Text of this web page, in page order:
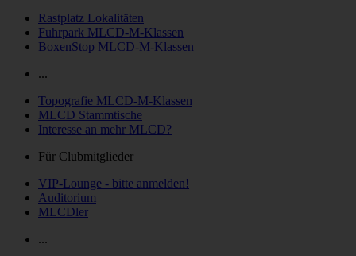
Rastplatz Lokalitäten
Fuhrpark MLCD-M-Klassen
BoxenStop MLCD-M-Klassen
...
Topografie MLCD-M-Klassen
MLCD Stammtische
Interesse an mehr MLCD?
Für Clubmitglieder
VIP-Lounge - bitte anmelden!
Auditorium
MLCDler
...